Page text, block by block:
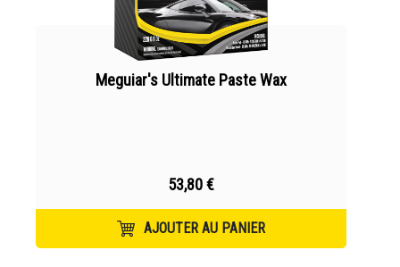
Meguiar's Ultimate Paste Wax
53,80 €
AJOUTER AU PANIER